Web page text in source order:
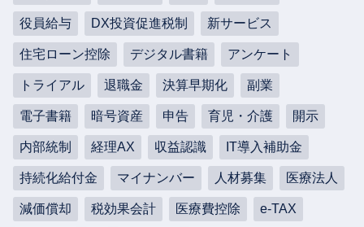
役員給与 DX投資促進税制 新サービス
住宅ローン控除 デジタル書籍 アンケート
トライアル 退職金 決算早期化 副業
電子書籍 暗号資産 申告 育児・介護 開示
内部統制 経理AX 収益認識 IT導入補助金
持続化給付金 マイナンバー 人材募集 医療法人
減価償却 税効果会計 医療費控除 e-TAX